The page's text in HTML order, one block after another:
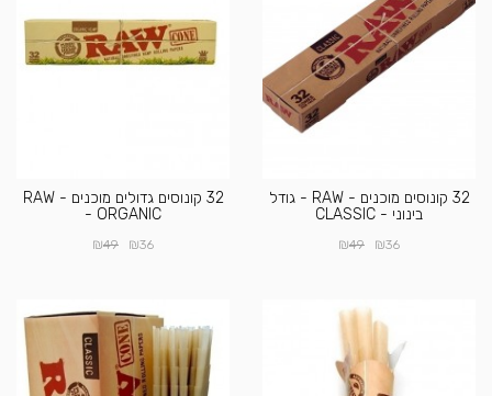
32 קונוסים מוכנים - RAW - גודל
בינוני - CLASSIC
₪36
₪49
32 קונוסים גדולים מוכנים - RAW
- ORGANIC
₪36
₪49